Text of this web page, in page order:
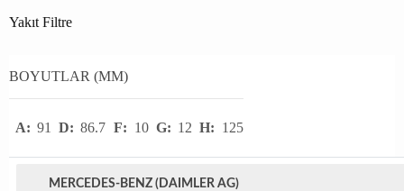
Yakıt Filtre
BOYUTLAR (MM)
A: 91 D: 86.7 F: 10 G: 12 H: 125
MERCEDES-BENZ (DAIMLER AG)